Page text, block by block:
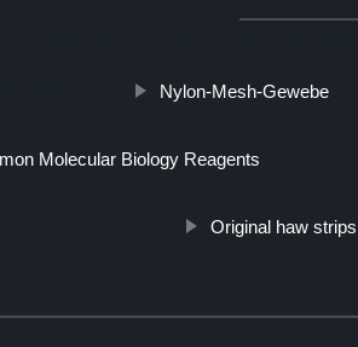
Nylon-Mesh-Gewebe
Molecular Biology Reagents
Original haw strips